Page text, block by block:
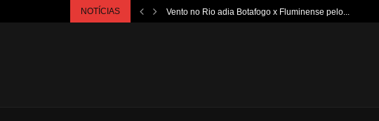
NOTÍCIAS Vento no Rio adia Botafogo x Fluminense pelo...